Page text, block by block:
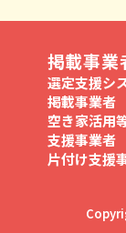
掲載事業
選定支援シ
掲載事業者
空き家活用
支援事業者
片付け支援